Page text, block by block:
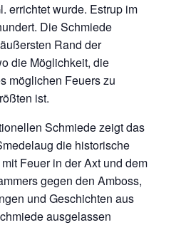
errichtet wurde. Estrup im
Die Schmiede
Rand der
die Möglichkeit, die
möglichen Feuers zu
ist.
Schmiede zeigt das
die historische
Feuer in der Axt und dem
gegen den Amboss,
und Geschichten aus
ausgelassen